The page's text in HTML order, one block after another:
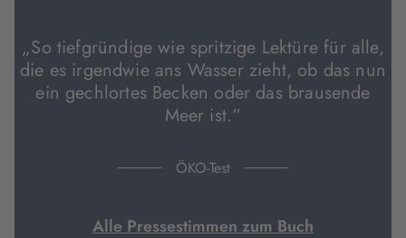
„So tiefgründige wie spritzige Lektüre für alle,
die es irgendwie ans Wasser zieht, ob das nun
ein gechlortes Becken oder das brausende
Meer ist.“
ÖKO-Test
Alle Pressestimmen zum Buch